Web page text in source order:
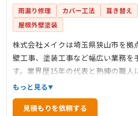
雨漏り修理 カバー工法 葺き替え
屋根外壁塗装
株式会社メイクは埼玉県狭山市を拠
壁工事、塗装工事など幅広い業務を
す。業界歴15年の代表と熟練の職人
慢で、お打ち合わせからアフターフ
り添ってサポートしています。自慢
し、埼玉県・東京都を中心に関東一
もっと見る
見積もりを依頼する